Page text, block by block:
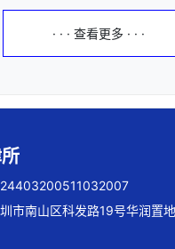
· · · 查看更多 · · ·
24403200511032007
市南山区科发路19号华润置